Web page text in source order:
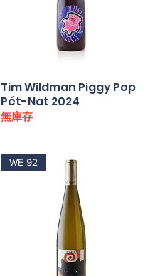
快速瀏覽
Tim Wildman Piggy Pop
Pét-Nat 2024
無庫存
WE 92